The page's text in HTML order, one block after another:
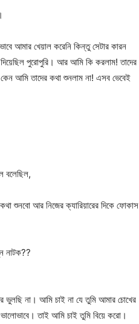
আমার খেয়াল করেনি কিন্তু সেটার কারন
পুরোপুরি। আর আমি কি করলাম! তাদের
আমি তাদের কথা শুনলাম না! এসব ভেবেই
বলেছিল,
শুনবো আর নিজের ক্যারিয়ারের দিকে ফোকাস
নাটক??
না। আমি চাই না যে তুমি আমার চোখের
তাই আমি চাই তুমি বিয়ে করো।